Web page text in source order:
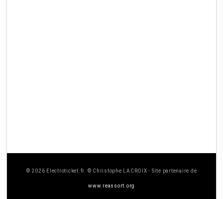
© 2026 Electroticket.fr. © Christophe LACROIX - Site partenaire de
www.reassort.org